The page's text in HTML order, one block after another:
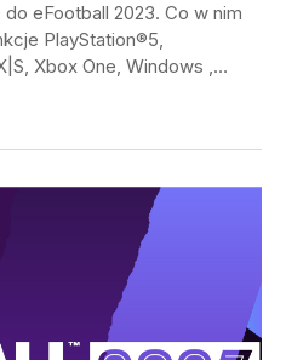
do eFootball 2023. Co w nim
PlayStation®5,
Xbox One, Windows ,